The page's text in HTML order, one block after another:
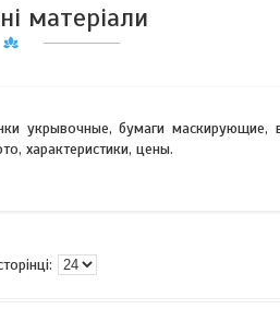
матеріали
укрывочные, бумаги маскирующие,
характеристики, цены.